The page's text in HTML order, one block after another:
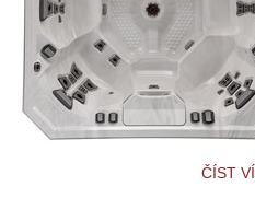
ČÍST